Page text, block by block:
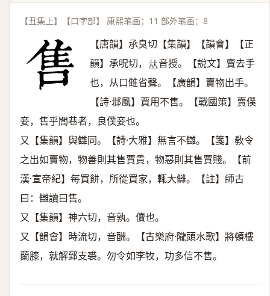
【丑集上】【口字部】 康熙笔画：11 部外笔画：8
【唐韻】承臭切【集韻】【韻會】【正
韻】承呪切， 𠀤音授。【說文】賣去手
也，从口雔省聲。【廣韻】賣物出手。
【詩·邶風】賈用不售。【戰國策】賣僕
妾，售乎閭巷者，良僕妾也。
又【集韻】與讎同。【詩·大雅】無言不讎。【箋】敎令
之出如賣物，物善則其售賈貴，物惡則其售賈賤。【前
漢·宣帝紀】每買餅，所從買家，輒大讎。【註】師古
曰：讎讀曰售。
又【集韻】神六切，音孰。儥也。
又【韻會】時流切，音酬。【古樂府·隴頭水歌】將頓樓
蘭膝，就解郅支裘。勿令如李牧，功多信不售。